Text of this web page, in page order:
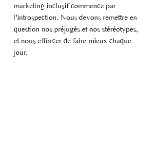
marketing inclusif commence par
l'introspection. Nous devons remettre en
question nos préjugés et nos stéréotypes,
et nous efforcer de faire mieux chaque
jour.